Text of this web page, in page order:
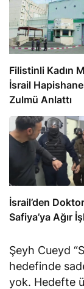
Filistinli Kadın
İsrail
Zulmü Anlattı
İsrail’den
Safiya’ya Ağır
Şeyh Cueyd
hedefinde
yok. Hedefte